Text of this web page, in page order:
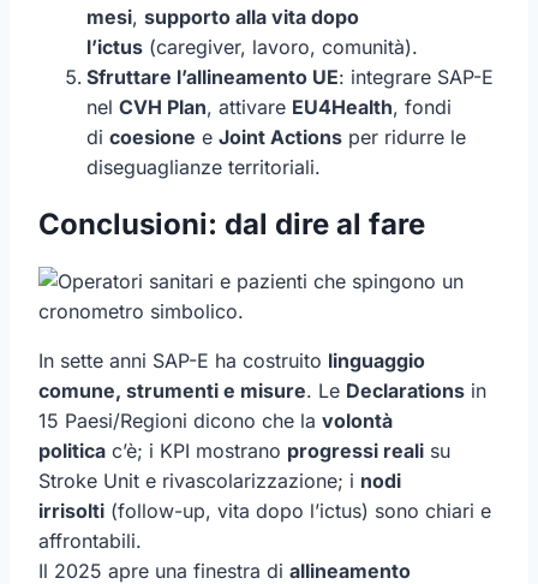
mesi, supporto alla vita dopo
l’ictus (caregiver, lavoro, comunità).
Sfruttare l’allineamento UE: integrare SAP-E
nel CVH Plan, attivare EU4Health, fondi
di coesione e Joint Actions per ridurre le
diseguaglianze territoriali.
Conclusioni: dal dire al fare
In sette anni SAP-E ha costruito linguaggio
comune, strumenti e misure. Le Declarations in
15 Paesi/Regioni dicono che la volontà
politica c’è; i KPI mostrano progressi reali su
Stroke Unit e rivascolarizzazione; i nodi
irrisolti (follow-up, vita dopo l’ictus) sono chiari e
affrontabili.
Il 2025 apre una finestra di allineamento